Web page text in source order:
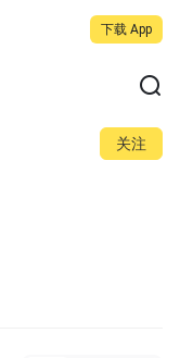
下载 App
关注